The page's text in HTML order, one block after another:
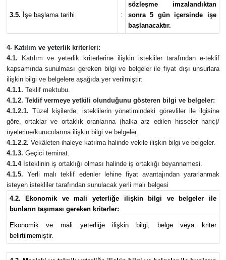
3.5. İşe başlama tarihi :
sözleşme imzalandıktan
sonra 5 gün içersinde işe
başlanacaktır.
4- Katılım ve yeterlik kriterleri:
4.1. Katılım ve yeterlik kriterlerine ilişkin istekliler tarafından e-teklif
kapsamında sunulması gereken bilgi ve belgeler ile fiyat dışı unsurlara
ilişkin bilgi ve belgelere aşağıda yer verilmiştir:
4.1.1. Teklif mektubu.
4.1.2. Teklif vermeye yetkili olunduğunu gösteren bilgi ve belgeler:
4.1.2.1. Tüzel kişilerde; isteklilerin yönetimindeki görevliler ile ilgisine
göre, ortaklar ve ortaklık oranlarına (halka arz edilen hisseler hariç)/
üyelerine/kurucularına ilişkin bilgi ve belgeler.
4.1.2.2. Vekâleten ihaleye katılma halinde vekile ilişkin bilgi ve belgeler.
4.1.3. Geçici teminat.
4.1.4İsteklinin iş ortaklığı olması halinde iş ortaklığı beyannamesi.
4.1.5. Yerli malı teklif edenler lehine fiyat avantajından yararlanmak
isteyen istekliler tarafından sunulacak yerli malı belgesi
4.2. Ekonomik ve mali yeterliğe ilişkin bilgi ve belgeler ile
bunların taşıması gereken kriterler:
Ekonomik ve mali yeterliğe ilişkin bilgi, belge veya kriter
belirtilmemiştir.